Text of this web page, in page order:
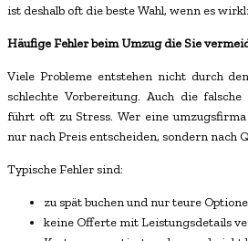
ist deshalb oft die beste Wahl, wenn es
Häufige Fehler beim Umzug die Sie
Viele Probleme entstehen nicht durch
schlechte Vorbereitung. Auch die
führt oft zu Stress. Wer eine
nur nach Preis entscheiden, sondern nach
Typische Fehler sind:
zu spät buchen und nur teure
keine Offerte mit Leistungsdetails